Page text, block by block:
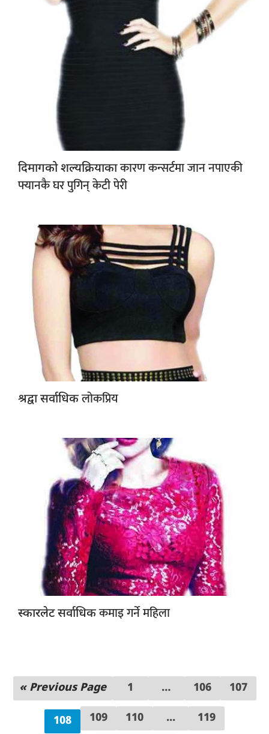
दिमागको शल्यक्रियाकाकारण कन्सर्टमा जान नपाएकी
फ्यानकै घर पुगिन् केटी पेरी
श्रद्वा सर्वाधिकलोकप्रिय
स्कारलेट सर्वाधिककमाइ गर्ने महिला
« Previous Page 1 … 106 107
108 109 110 ... 119